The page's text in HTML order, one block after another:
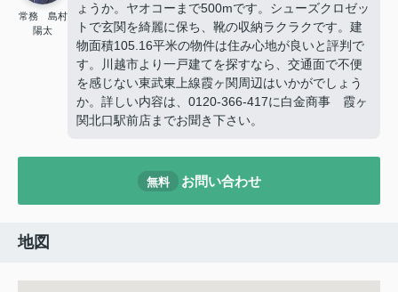
常務 島村
陽太
ょうか。ヤオコーまで500mです。シューズクロゼッ
トで玄関を綺麗に保ち、靴の収納ラクラクです。建
物面積105.16平米の物件は住み心地が良いと評判で
す。川越市より一戸建てを探すなら、交通面で不便
を感じない東武東上線霞ヶ関周辺はいかがでしょう
か。詳しい内容は、0120-366-417に白金商事 霞ヶ
関北口駅前店までお聞き下さい。
無料 お問い合わせ
地図